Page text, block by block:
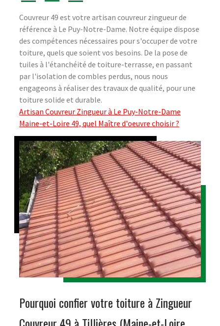
Couvreur 49 est votre artisan couvreur zingueur de
référence à Le Puy-Notre-Dame. Notre équipe dispose
des compétences nécessaires pour s'occuper de votre
toiture, quels que soient vos besoins. De la pose de
tuiles à l'étanchéité de toiture-terrasse, en passant
par l'isolation de combles perdus, nous nous
engageons à réaliser des travaux de qualité, pour une
toiture solide et durable.
Artisan Couvreur Zingueur à Le Puy-Notre-Dame
Maine-et-Loire 49, quel Maître d'oeuvre choisir ?
Pourquoi confier votre toiture à Zingueur